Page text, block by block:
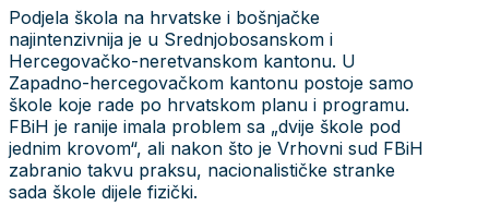
Podjela škola na hrvatske i bošnjačke
najintenzivnija je u Srednjobosanskom i
Hercegovačko-neretvanskom kantonu. U
Zapadno-hercegovačkom kantonu postoje samo
škole koje rade po hrvatskom planu i programu.
FBiH je ranije imala problem sa „dvije škole pod
jednim krovom“, ali nakon što je Vrhovni sud FBiH
zabranio takvu praksu, nacionalističke stranke
sada škole dijele fizički.